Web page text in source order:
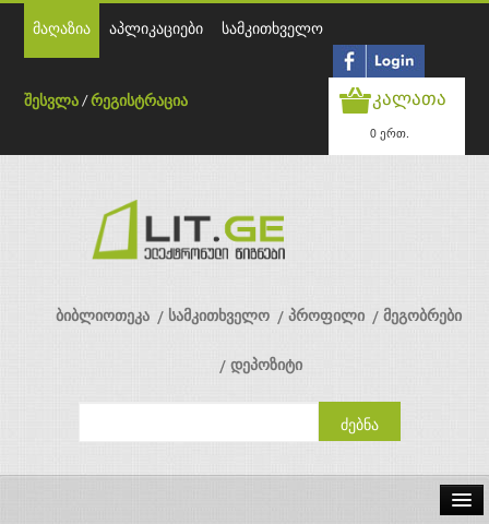
მაღაზია აპლიკაციები სამკითხველო
შესვლა /რეგისტრაცია კალათა
0 ერთ.
ბიბლიოთეკა სამკითხველო პროფილი მეგობრები
დეპოზიტი